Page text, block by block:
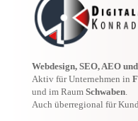
Webdesign, SEO, AEO
Aktiv für Unternehmen in
und im Raum Schwaben.
Auch überregional für